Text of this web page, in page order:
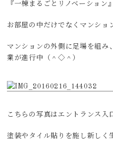
『一棟まるごとリノベーション
お部屋の中だけでなくマンショ
マンションの外側に足場を組み
業が進行中（＾◇＾）
こちらの写真はエントランス入
塗装やタイル貼りを施し新しく